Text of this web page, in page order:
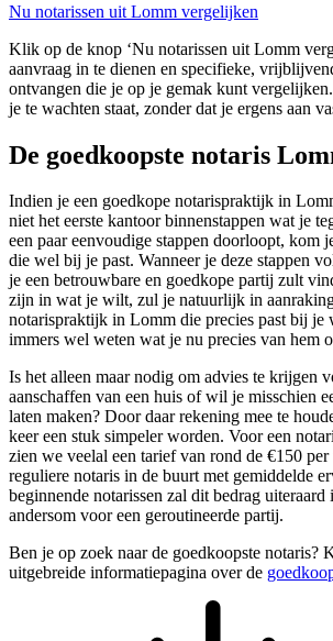
Nu notarissen uit Lomm vergelijken
Klik op de knop ‘Nu notarissen uit Lomm
aanvraag in te dienen en specifieke,
ontvangen die je op je gemak kunt
je te wachten staat, zonder dat je ergens aan
De goedkoopste notaris
Indien je een goedkope notarispraktijk in
niet het eerste kantoor binnenstappen wat je
een paar eenvoudige stappen doorloopt, kom
die wel bij je past. Wanneer je deze stappen
je een betrouwbare en goedkope partij zult
zijn in wat je wilt, zul je natuurlijk in
notarispraktijk in Lomm die precies past bij je
immers wel weten wat je nu precies van hem
Is het alleen maar nodig om advies te krijgen
aanschaffen van een huis of wil je misschien
laten maken? Door daar rekening mee te
keer een stuk simpeler worden. Voor een
zien we veelal een tarief van rond de €150
reguliere notaris in de buurt met gemiddelde
beginnende notarissen zal dit bedrag uiteraard
andersom voor een geroutineerde partij.
Ben je op zoek naar de goedkoopste notaris?
uitgebreide informatiepagina over de